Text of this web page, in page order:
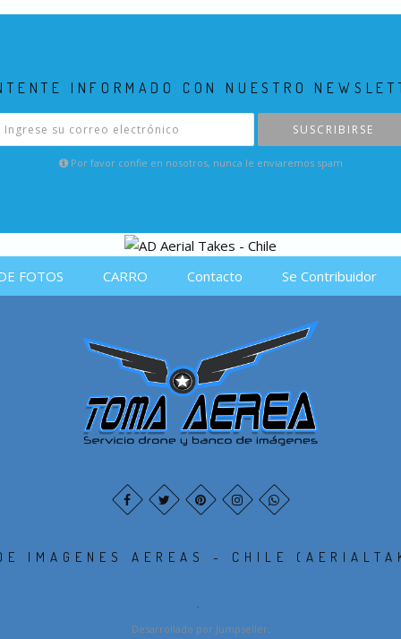
INFORMADO CON NUESTRO
SUSCRIBIRSE
Por favor confie en nosotros, nunca le enviaremos spam
FOTOS CARRO Contacto Se Contribuidor
IMAGENES AEREAS - CHILE
.
Desarrollado por Jumpseller.